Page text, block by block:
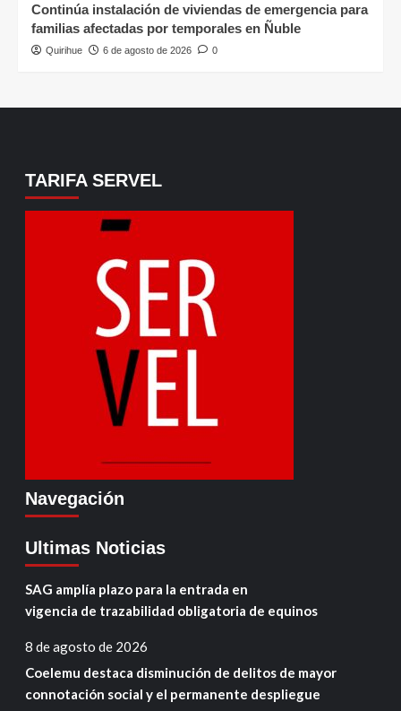
Continúa instalación de viviendas de emergencia para
familias afectadas por temporales en Ñuble
Quirihue 6 de agosto de 2026 0
TARIFA SERVEL
Navegación
Ultimas Noticias
SAG amplía plazo para la entrada en
vigencia de trazabilidad obligatoria de equinos
8 de agosto de 2026
Coelemu destaca disminución de delitos de mayor
connotación social y el permanente despliegue